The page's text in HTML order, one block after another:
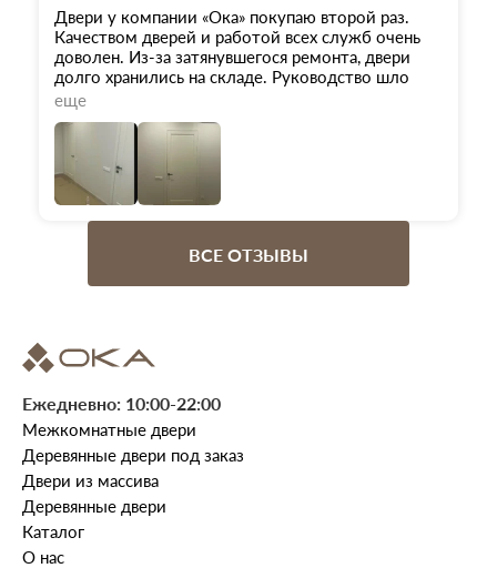
Двери у компании «Ока» покупаю второй раз.
Качеством дверей и работой всех служб очень
доволен. Из-за затянувшегося ремонта, двери
долго хранились на складе. Руководство шло
навстречу до последнего. Менеджер Светлана
перед отгрузкой сверила, дополнила,
скорректировала заказ окончательно. Логист
Екатерина постоянно была на связи, и даже в
воскресенье, когда я переживал, что связи нет,
быстро нас связала с установщиком. Установщик
Артур выше всяких похвал. Три двери размером
быстро. Встречал раньше мастеровых людей, но
еще
ВСЕ ОТЗЫВЫ
Ежедневно: 10:00-22:00
Межкомнатные двери
Деревянные двери под заказ
Двери из массива
Деревянные двери
Каталог
О нас